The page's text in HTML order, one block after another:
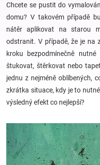
a
kojenecká
výbava
Hračky
a
zábava
pro
Chcete se pustit do
domu? V takovém případě
nátěr aplikovat na starou
odstranit. V případě, že je na
kroku bezpodmínečně
štukovat, štěrkovat nebo
jednu z nejméně oblíbených,
zkrátka situace, kdy je to
výsledný efekt co nejlepší?